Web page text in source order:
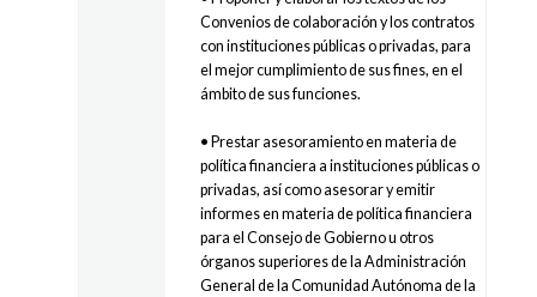
Convenios de colaboración y los contratos
con instituciones públicas o privadas, para
el mejor cumplimiento de sus fines, en el
ámbito de sus funciones.
• Prestar asesoramiento en materia de
política financiera a instituciones públicas o
privadas, así como asesorar y emitir
informes en materia de política financiera
para el Consejo de Gobierno u otros
órganos superiores de la Administración
General de la Comunidad Autónoma de la